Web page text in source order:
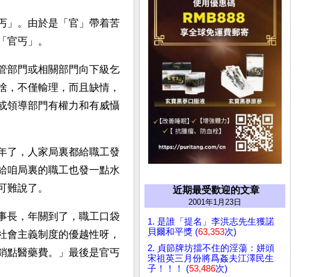
」。由於是「官」帶着苦
丐」。
部門或相關部門向下級乞
不僅輸理，而且缺情，
領導部門有權力和有威懾
了，人家局裏都給職工發
咱局裏的職工也發一點水
說了。
長，年關到了，職工口袋
主義制度的優越性呀，
點醫藥費。」最後是官丐
近期最受歡迎的文章
2001年1月23日
1. 是誰「提名」李洪志先生獲諾
貝爾和平獎 (63,353次)
2. 貞節牌坊擋不住的淫蕩：姘頭
宋祖英三月份將爲姦夫江澤民生
子！！！ (53,486次)